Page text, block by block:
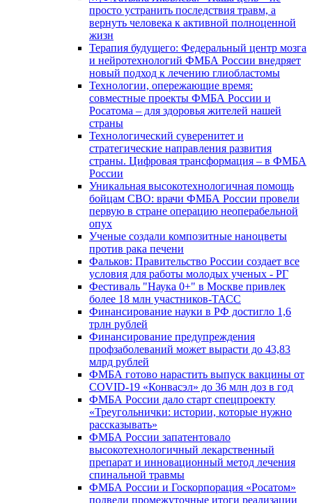
просто устранить последствия травм, а
вернуть человека к активной полноценной
жизн
Терапия будущего: Федеральный центр мозга
и нейротехнологий ФМБА России внедряет
новый подход к лечению глиобластомы
Технологии, опережающие время:
совместные проекты ФМБА России и
Росатома – для здоровья жителей нашей
страны
Технологический суверенитет и
стратегические направления развития
страны. Цифровая трансформация – в ФМБА
России
Уникальная высокотехнологичная помощь
бойцам СВО: врачи ФМБА России провели
первую в стране операцию неоперабельной
опух
Ученые создали композитные наноцветы
против рака печени
Фальков: Правительство России создает все
условия для работы молодых ученых - РГ
Фестиваль "Наука 0+" в Москве привлек
более 18 млн участников-ТАСС
Финансирование науки в РФ достигло 1,6
трлн рублей
Финансирование предупреждения
профзаболеваний может вырасти до 43,83
млрд рублей
ФМБА готово нарастить выпуск вакцины от
COVID-19 «Конвасэл» до 36 млн доз в год
ФМБА России дало старт спецпроекту
«Треугольнички: истории, которые нужно
рассказывать»
ФМБА России запатентовало
высокотехнологичный лекарственный
препарат и инновационный метод лечения
спинальной травмы
ФМБА России и Госкорпорация «Росатом»
подвели промежуточные итоги реализации